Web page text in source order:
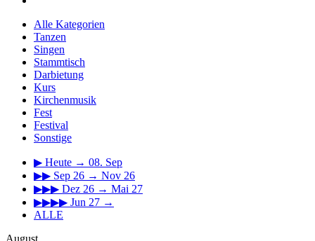
Alle Kategorien
Tanzen
Singen
Stammtisch
Darbietung
Kurs
Kirchenmusik
Fest
Festival
Sonstige
▶ Heute → 08. Sep
▶▶ Sep 26 → Nov 26
▶▶▶ Dez 26 → Mai 27
▶▶▶▶ Jun 27 →
ALLE
August